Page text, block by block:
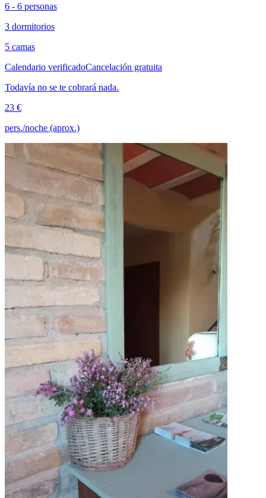
6 - 6 personas
3 dormitorios
5 camas
Calendario verificadoCancelación gratuita
Todavía no se te cobrará nada.
23 €
pers./noche (aprox.)